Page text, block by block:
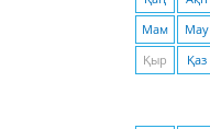
Мам
Мау
Қыр
Қаз